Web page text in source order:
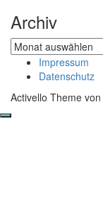
Archiv
Archiv
Impressum
Datenschutz
Activello Theme von